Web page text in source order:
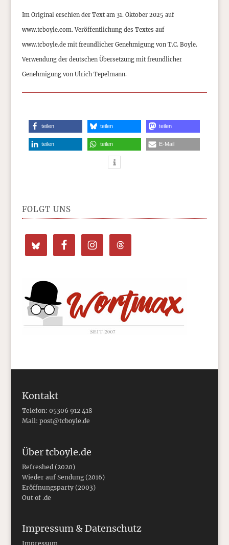
Im Original erschien der Text am 31. Oktober 2025 auf
www.tcboyle.com. Veröffentlichung des Textes auf
www.tcboyle.de mit freundlicher Genehmigung von T.C. Boyle.
Verwendung der deutschen Übersetzung mit freundlicher
Genehmigung von Ulrich Tepelmann.
teilen teilen teilen
teilen teilen E-Mail
FOLGT UNS
Kontakt
Telefon: 05306 912 418
Mail: post@tcboyle.de
Über tcboyle.de
Refreshed (2020)
Wieder auf Sendung (2016)
Eröffnungsparty (2003)
Out of .de
Impressum & Datenschutz
Impressum